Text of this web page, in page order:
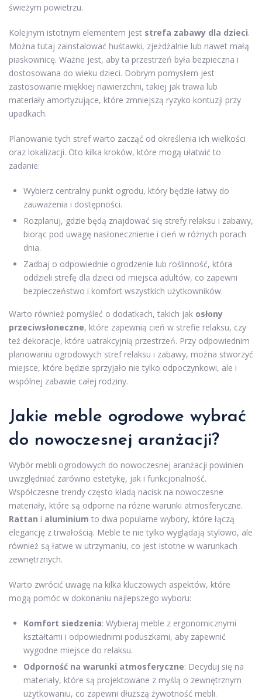
świeżym powietrzu.
Kolejnym istotnym elementem jest strefa zabawy dla dzieci.
Można tutaj zainstalować huśtawki, zjeżdżalnie lub nawet małą
piaskownicę. Ważne jest, aby ta przestrzeń była bezpieczna i
dostosowana do wieku dzieci. Dobrym pomysłem jest
zastosowanie miękkiej nawierzchni, takiej jak trawa lub
materiały amortyzujące, które zmniejszą ryzyko kontuzji przy
upadkach.
Planowanie tych stref warto zacząć od określenia ich wielkości
oraz lokalizacji. Oto kilka kroków, które mogą ułatwić to
zadanie:
Wybierz centralny punkt ogrodu, który będzie łatwy do
zauważenia i dostępności.
Rozplanuj, gdzie będą znajdować się strefy relaksu i zabawy,
biorąc pod uwagę nasłonecznienie i cień w różnych porach
dnia.
Zadbaj o odpowiednie ogrodzenie lub roślinność, która
oddzieli strefę dla dzieci od miejsca adultów, co zapewni
bezpieczeństwo i komfort wszystkich użytkowników.
Warto również pomyśleć o dodatkach, takich jak osłony
przeciwsłoneczne, które zapewnią cień w strefie relaksu, czy
też dekoracje, które uatrakcyjnią przestrzeń. Przy odpowiednim
planowaniu ogrodowych stref relaksu i zabawy, można stworzyć
miejsce, które będzie sprzyjało nie tylko odpoczynkowi, ale i
wspólnej zabawie całej rodziny.
Jakie meble ogrodowe wybrać
do nowoczesnej aranżacji?
Wybór mebli ogrodowych do nowoczesnej aranżacji powinien
uwzględniać zarówno estetykę, jak i funkcjonalność.
Współczesne trendy często kładą nacisk na nowoczesne
materiały, które są odporne na różne warunki atmosferyczne.
Rattan i aluminium to dwa popularne wybory, które łączą
elegancję z trwałością. Meble te nie tylko wyglądają stylowo, ale
również są łatwe w utrzymaniu, co jest istotne w warunkach
zewnętrznych.
Warto zwrócić uwagę na kilka kluczowych aspektów, które
mogą pomóc w dokonaniu najlepszego wyboru:
Komfort siedzenia: Wybieraj meble z ergonomicznymi
kształtami i odpowiednimi poduszkami, aby zapewnić
wygodne miejsce do relaksu.
Odporność na warunki atmosferyczne: Decyduj się na
materiały, które są projektowane z myślą o zewnętrznym
użytkowaniu, co zapewni dłuższą żywotność mebli.